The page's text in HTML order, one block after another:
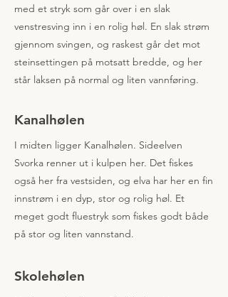
med et stryk som går over i en slak
venstresving inn i en rolig høl. En slak strøm
gjennom svingen, og raskest går det mot
steinsettingen på motsatt bredde, og her
står laksen på normal og liten vannføring.
Kanalhølen
I midten ligger Kanalhølen. Sideelven
Svorka renner ut i kulpen her. Det fiskes
også her fra vestsiden, og elva har her en fin
innstrøm i en dyp, stor og rolig høl. Et
meget godt fluestryk som fiskes godt både
på stor og liten vannstand.
Skolehølen